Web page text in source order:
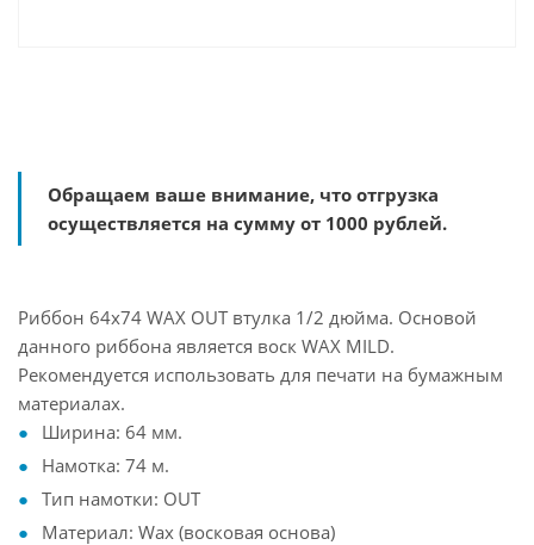
Обращаем ваше внимание, что отгрузка
осуществляется на сумму от 1000 рублей.
Риббон 64х74 WAX OUT втулка 1/2 дюйма. Основой
данного риббона является воск WAX MILD.
Рекомендуется использовать для печати на бумажным
материалах.
Ширина: 64 мм.
Намотка: 74 м.
Тип намотки: OUT
Материал: Wax (восковая основа)